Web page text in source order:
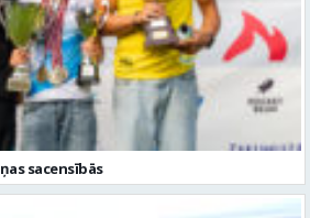
sacensībās